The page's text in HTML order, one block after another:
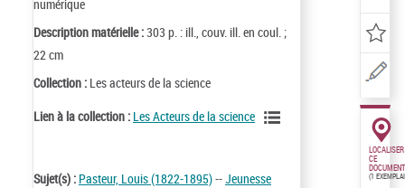
numérique
Description matérielle :303 p. : ill., couv. ill. en coul. ;
22 cm
Collection : Les acteurs de la science
Lien à la collection : Les Acteurs de la science
Sujet(s) : Pasteur, Louis (1822-1895)--Jeunesse
LOCALISER
CE
DOCUMENT
(1